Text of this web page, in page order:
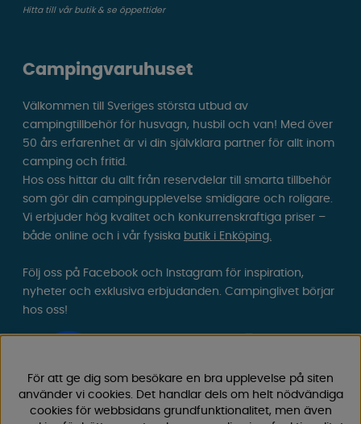
Hitta till vår butik & se öppettider
Campingvaruhuset
Välkommen till Sveriges största utbud av
campingtillbehör för husvagn, husbil och van! Med över
50 års erfarenhet är vi din självklara partner för allt inom
camping och fritid.
Hos oss hittar du allt från reservdelar till smarta tillbehör
som gör din campingupplevelse smidigare och roligare.
Vi erbjuder hög kvalitet och konkurrenskraftiga priser –
både online och i vår fysiska butik i Enköping.
Följ oss på Facebook och Instagram för inspiration,
nyheter och exklusiva erbjudanden. Campinglivet börjar
hos oss!
För att ge dig som besökare en bra upplevelse på siten
använder vi cookies. Det handlar dels om helt nödvändiga
cookies för webbsidans grundfunktionalitet, men även